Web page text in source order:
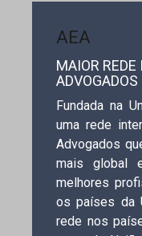
AEA
MAIOR
ADVOGADOS
Fundada na
uma rede
Advogados
mais global
melhores
os países da
rede nos